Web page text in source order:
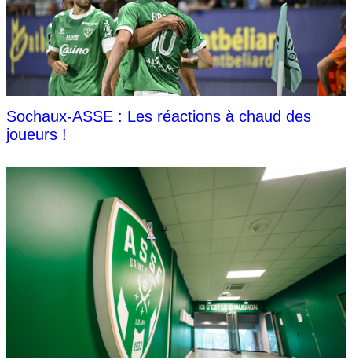
Sochaux-ASSE : Les réactions à chaud des
joueurs !